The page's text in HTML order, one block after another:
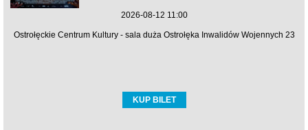
2026-08-12 11:00
Ostrołęckie Centrum Kultury - sala duża Ostrołęka Inwalidów Wojennych 23
KUP BILET